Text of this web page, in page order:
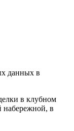
данных в
в клубном
набережной, в